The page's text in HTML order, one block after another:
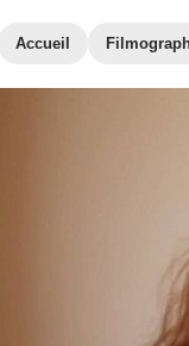
Accueil